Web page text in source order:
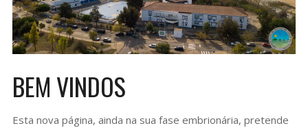
BEM VINDOS
Esta nova página, ainda na sua fase embrionária, pretende